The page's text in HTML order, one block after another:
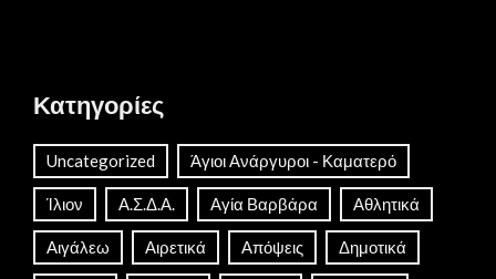
Κατηγορίες
Uncategorized Άγιοι Ανάργυροι - Καματερό
Ίλιον Α.Σ.Δ.Α. Αγία Βαρβάρα Αθλητικά
Αιγάλεω Αιρετικά Απόψεις Δημοτικά